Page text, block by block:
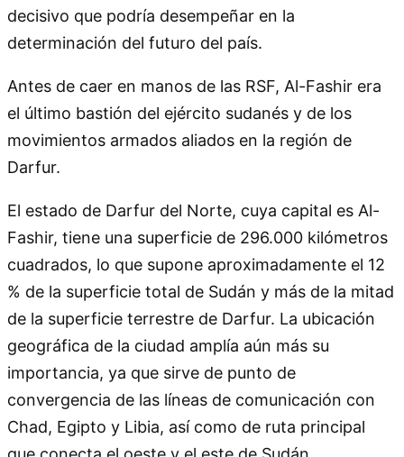
decisivo que podría desempeñar en la
determinación del futuro del país.
Antes de caer en manos de las RSF, Al-Fashir era
el último bastión del ejército sudanés y de los
movimientos armados aliados en la región de
Darfur.
El estado de Darfur del Norte, cuya capital es Al-
Fashir, tiene una superficie de 296.000 kilómetros
cuadrados, lo que supone aproximadamente el 12
% de la superficie total de Sudán y más de la mitad
de la superficie terrestre de Darfur. La ubicación
geográfica de la ciudad amplía aún más su
importancia, ya que sirve de punto de
convergencia de las líneas de comunicación con
Chad, Egipto y Libia, así como de ruta principal